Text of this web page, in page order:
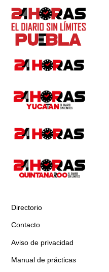
Directorio
Contacto
Aviso de privacidad
Manual de prácticas